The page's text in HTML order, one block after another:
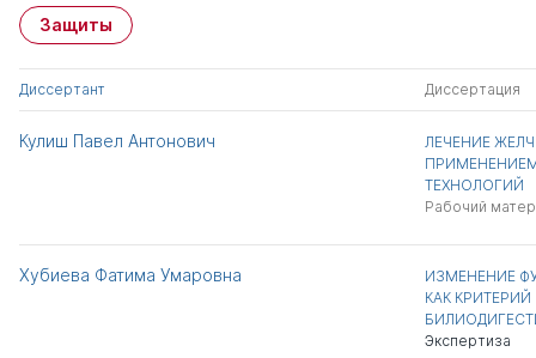
Защиты
Диссертант Диссертация
Кулиш Павел Антонович
ЛЕЧЕНИЕ
ТЕХНОЛОГИЙ
Рабочий
Хубиева Фатима Умаровна
ИЗМЕНЕНИЕ
КАК
Экспертиза